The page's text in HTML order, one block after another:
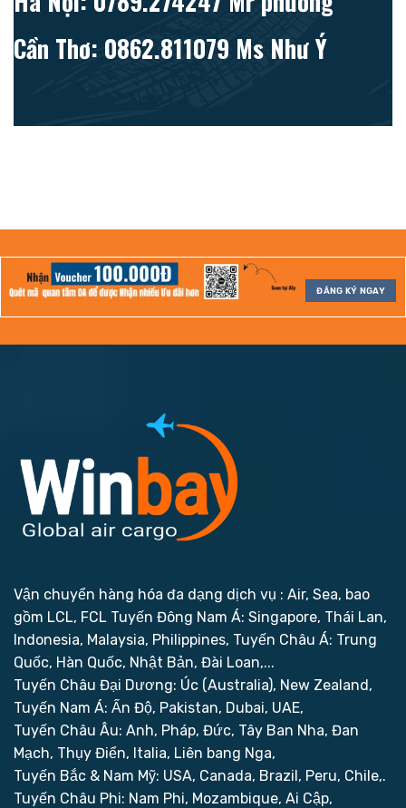
Cần Thơ: 0862.811079 Ms Như Ý
ĐĂNG KÝ NGAY
Vận chuyển hàng hóa đa dạng dịch vụ : Air, Sea, bao
gồm LCL, FCL Tuyến Đông Nam Á: Singapore, Thái Lan,
Indonesia, Malaysia, Philippines, Tuyến Châu Á: Trung
Quốc, Hàn Quốc, Nhật Bản, Đài Loan,...
Tuyến Châu Đại Dương: Úc (Australia), New Zealand,
Tuyến Nam Á: Ấn Độ, Pakistan, Dubai, UAE,
Tuyến Châu Âu: Anh, Pháp, Đức, Tây Ban Nha, Đan
Mạch, Thụy Điển, Italia, Liên bang Nga,
Tuyến Bắc & Nam Mỹ: USA, Canada, Brazil, Peru, Chile,.
Tuyến Châu Phi: Nam Phi, Mozambique, Ai Cập,